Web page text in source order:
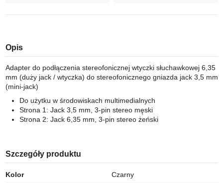
Opis
Adapter do podłączenia stereofonicznej wtyczki słuchawkowej 6,35
mm (duży jack / wtyczka) do stereofonicznego gniazda jack 3,5 mm
(mini-jack)
Do użytku w środowiskach multimedialnych
Strona 1: Jack 3,5 mm, 3-pin stereo męski
Strona 2: Jack 6,35 mm, 3-pin stereo żeński
Szczegóły produktu
Kolor Czarny